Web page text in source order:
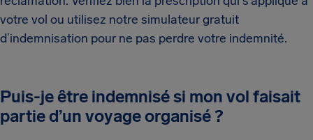
votre vol ou utilisez notre simulateur gratuit
d’indemnisation pour ne pas perdre votre indemnité.
Puis-je être indemnisé si mon vol faisait
partie d’un voyage organisé ?